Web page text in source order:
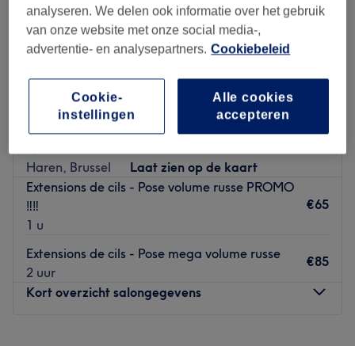
Elite Beauty Center
Haren, Brussel
Laat zien op de kaart
Extensions de cils - Pose volume russe PROMO
‼️‼️
1 u
€65
Extensions de cils - Pose mega volume russe
2 uur
€85
Kort overzicht salongegevens
analyseren. We delen ook informatie over het gebruik
van onze website met onze social media-,
advertentie- en analysepartners. Cookiebeleid
Alle cookies
accepteren
Cookie-
instellingen